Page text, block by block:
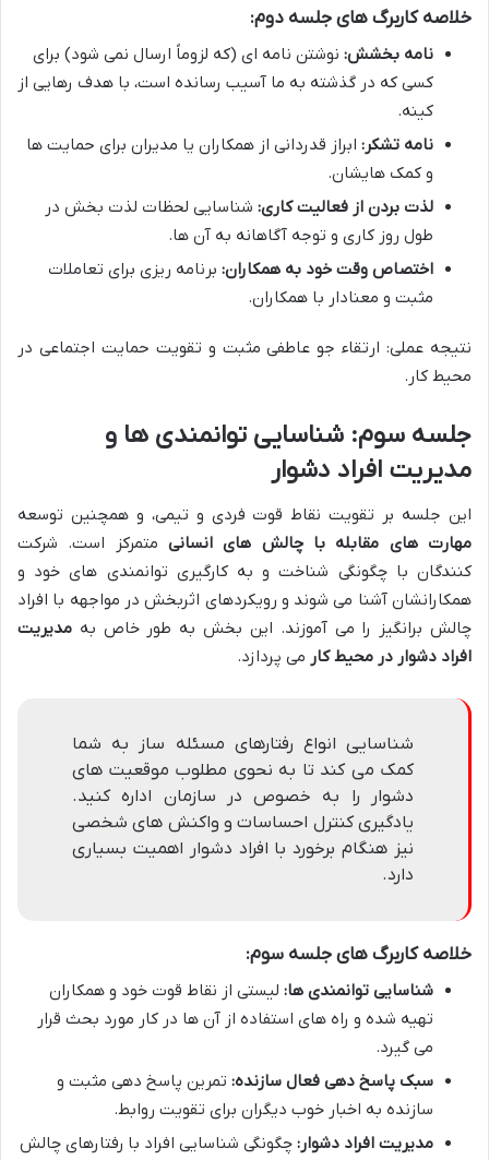
خلاصه کاربرگ های جلسه دوم:
نامه بخشش: نوشتن نامه ای (که لزوماً ارسال نمی شود) برای
کسی که در گذشته به ما آسیب رسانده است، با هدف رهایی از
کینه.
نامه تشکر: ابراز قدردانی از همکاران یا مدیران برای حمایت ها
و کمک هایشان.
لذت بردن از فعالیت کاری: شناسایی لحظات لذت بخش در
طول روز کاری و توجه آگاهانه به آن ها.
اختصاص وقت خود به همکاران: برنامه ریزی برای تعاملات
مثبت و معنادار با همکاران.
نتیجه عملی: ارتقاء جو عاطفی مثبت و تقویت حمایت اجتماعی در
محیط کار.
جلسه سوم: شناسایی توانمندی ها و
مدیریت افراد دشوار
این جلسه بر تقویت نقاط قوت فردی و تیمی، و همچنین توسعه
مهارت های مقابله با چالش های انسانی متمرکز است. شرکت
کنندگان با چگونگی شناخت و به کارگیری توانمندی های خود و
همکارانشان آشنا می شوند و رویکردهای اثربخش در مواجهه با افراد
چالش برانگیز را می آموزند. این بخش به طور خاص به مدیریت
افراد دشوار در محیط کار می پردازد.
شناسایی انواع رفتارهای مسئله ساز به شما
کمک می کند تا به نحوی مطلوب موقعیت های
دشوار را به خصوص در سازمان اداره کنید.
یادگیری کنترل احساسات و واکنش های شخصی
نیز هنگام برخورد با افراد دشوار اهمیت بسیاری
دارد.
خلاصه کاربرگ های جلسه سوم:
شناسایی توانمندی ها: لیستی از نقاط قوت خود و همکاران
تهیه شده و راه های استفاده از آن ها در کار مورد بحث قرار
می گیرد.
سبک پاسخ دهی فعال سازنده: تمرین پاسخ دهی مثبت و
سازنده به اخبار خوب دیگران برای تقویت روابط.
مدیریت افراد دشوار: چگونگی شناسایی افراد با رفتارهای چالش